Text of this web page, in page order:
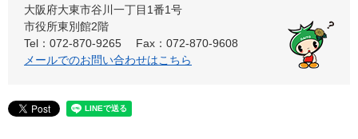
大阪府大東市谷川一丁目1番1号
市役所東別館2階
Tel：072-870-9265
Fax：072-870-9608
メールでのお問い合わせはこちら